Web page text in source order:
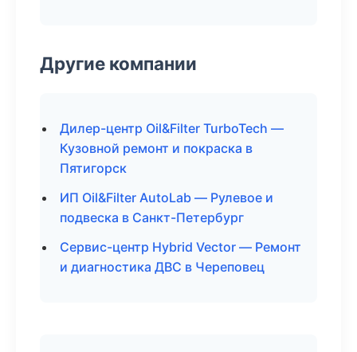
Другие компании
Дилер-центр Oil&Filter TurboTech —
Кузовной ремонт и покраска в
Пятигорск
ИП Oil&Filter AutoLab — Рулевое и
подвеска в Санкт-Петербург
Сервис-центр Hybrid Vector — Ремонт
и диагностика ДВС в Череповец